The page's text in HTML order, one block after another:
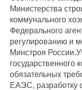
Министерства
коммунального
Федерального
регулированию и
Минстроя России.
государственного
обязательных
ЕАЭС, разработку